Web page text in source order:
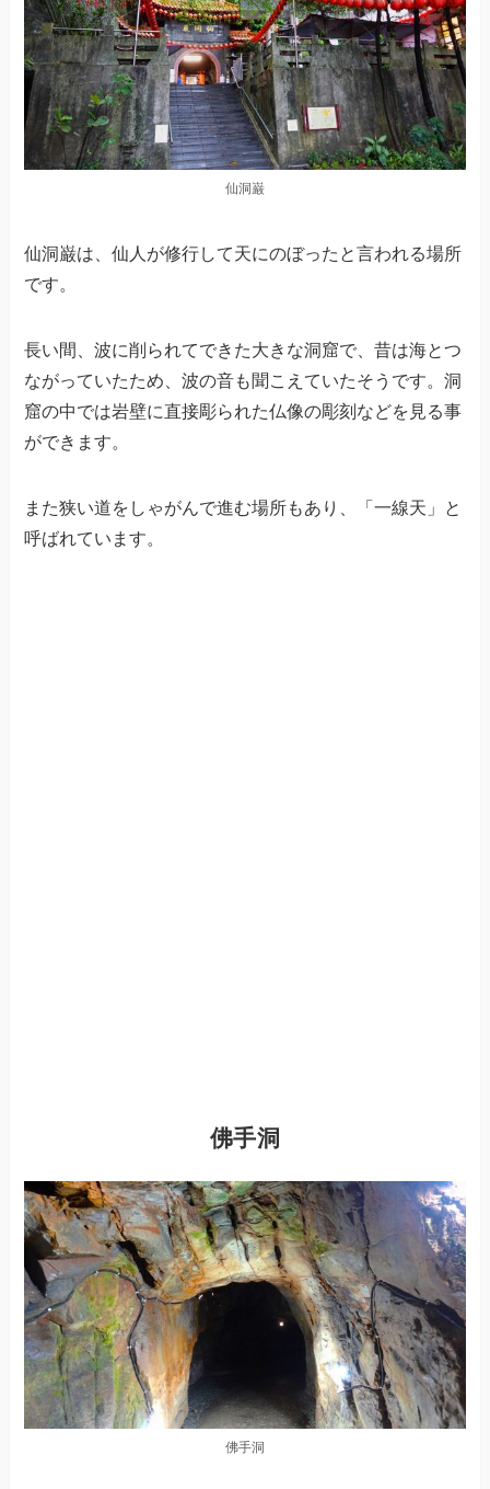
仙洞巌
仙洞巌は、仙人が修行して天にのぼったと言われる場所
です。
長い間、波に削られてできた大きな洞窟で、昔は海とつ
ながっていたため、波の音も聞こえていたそうです。洞
窟の中では岩壁に直接彫られた仏像の彫刻などを見る事
ができます。
また狭い道をしゃがんで進む場所もあり、「一線天」と
呼ばれています。
佛手洞
佛手洞